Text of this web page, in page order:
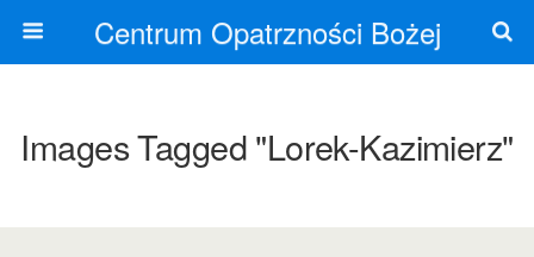
Centrum Opatrzności Bożej
Images Tagged "lorek-Kazimierz"